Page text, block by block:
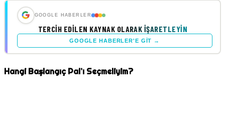
GOOGLE HABERLER
TERCIH EDILEN KAYNAK OLARAK İŞARETLEYIN
GOOGLE HABERLER'E GIT →
Hangi Başlangıç Pal’ı Seçmeliyim?